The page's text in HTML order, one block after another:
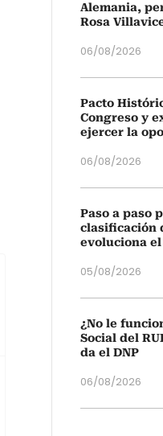
Alemania,
Rosa
06/08/2026
Pacto
Congreso y
ejercer la
06/08/2026
Paso a paso
clasificación
evoluciona
05/08/2026
¿No le
Social del
da el DNP
06/08/2026